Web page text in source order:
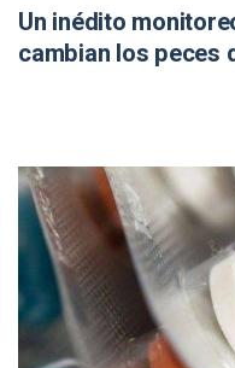
Un inédito
cambian los peces